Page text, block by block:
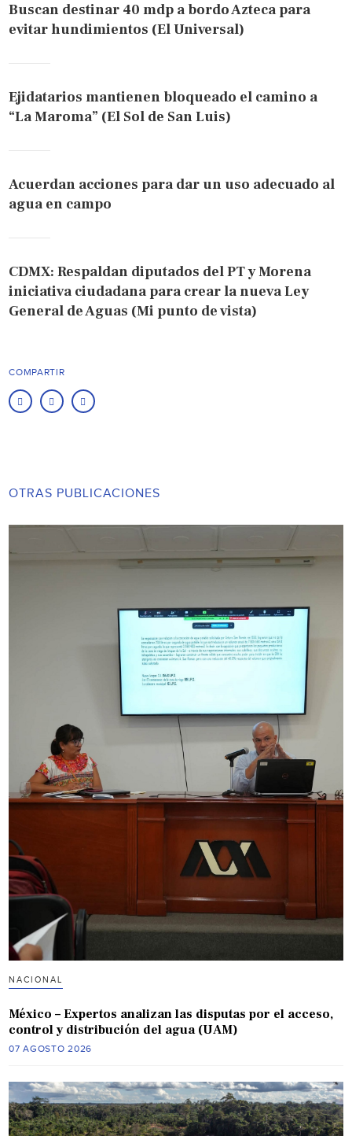
Buscan destinar 40 mdp a bordo Azteca para
evitar hundimientos (El Universal)
Ejidatarios mantienen bloqueado el camino a
“La Maroma” (El Sol de San Luis)
Acuerdan acciones para dar un uso adecuado al
agua en campo
CDMX: Respaldan diputados del PT y Morena
iniciativa ciudadana para crear la nueva Ley
General de Aguas (Mi punto de vista)
COMPARTIR
OTRAS PUBLICACIONES
NACIONAL
México – Expertos analizan las disputas por el acceso,
control y distribución del agua (UAM)
07 AGOSTO 2026